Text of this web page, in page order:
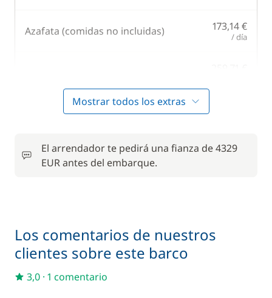
Azafata (comidas no incluidas) 173,14 €
/ día
Limpieza final 173,14 €
Mostrar todos los extras
El arrendador te pedirá una fianza de 4329
EUR antes del embarque.
Los comentarios de nuestros
clientes sobre este barco
3,0 · 1 comentario